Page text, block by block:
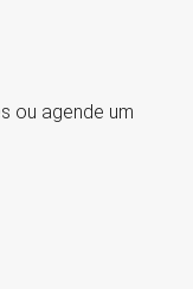
ou agende um